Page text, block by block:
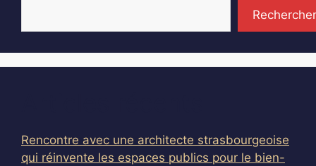
Rechercher
Rencontre avec une architecte strasbourgeoise
qui réinvente les espaces publics pour le bien-